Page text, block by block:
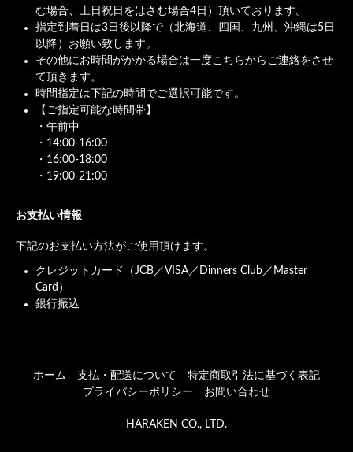
む場合、土日祝日をはさむ場合4日）頂いております。
指定到着日は3日後以降で（北海道、四国、九州、沖縄は5日
以降）お願い致します。
その他にお時間がかかる場合は一度こちらからご連絡をさせ
て頂きます。
時間指定は下記の時間でご選択可能です。
【ご指定可能な時間帯】
・午前中
・14:00-16:00
・16:00-18:00
・19:00-21:00
お支払い情報
下記のお支払い方法がご使用頂けます。
クレジットカード（JCB／VISA／Dinners Club／Master
Card）
銀行振込
ホーム 支払・配送について
特定商取引法に基づく表記
プライバシーポリシー
お問い合わせ
HARAKEN CO., LTD.